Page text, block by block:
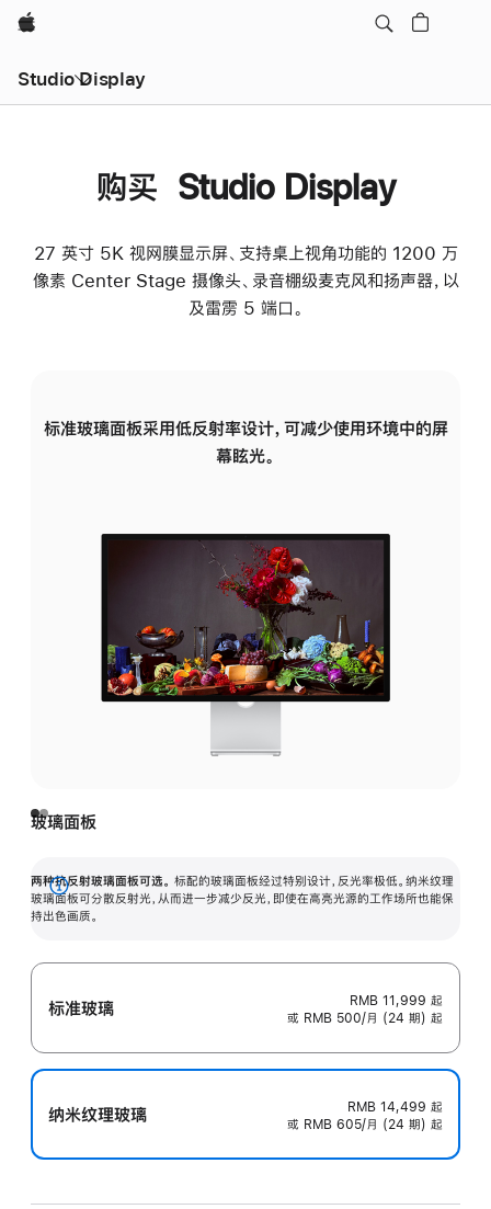
Apple
Studio Display
购买 Studio Display
27 英寸 5K 视网膜显示屏、支持桌上视角功能的 1200 万
像素 Center Stage 摄像头、录音棚级麦克风和扬声器，以
及雷雳 5 端口。
标准玻璃面板采用低反射率设计，可减少使用环境中的屏
幕眩光。
玻璃面板
两种抗反射玻璃面板可选。 标配的玻璃面板经过特别设计，反光率极低。纳米纹理
玻璃面板可分散反射光，从而进一步减少反光，即使在高亮光源的工作场所也能保
持出色画质。
展
开
标准玻璃 RMB 11,999 起
或 RMB 500/月 (24 期) 起
纳米纹理玻璃 RMB 14,499 起
或 RMB 605/月 (24 期) 起